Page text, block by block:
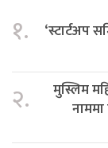
१. ‘स्टार्टअप
२.
मुस्लिम